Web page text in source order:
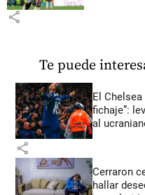
share
Te puede
El
fichaje”:
al
share
Cerraron
hallar